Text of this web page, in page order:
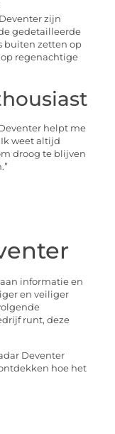
zijn
gedetailleerde
buiten zetten op
regenachtige
helpt me
weet altijd
droog te blijven
informatie en
en veiliger
runt, deze
Deventer
hoe het